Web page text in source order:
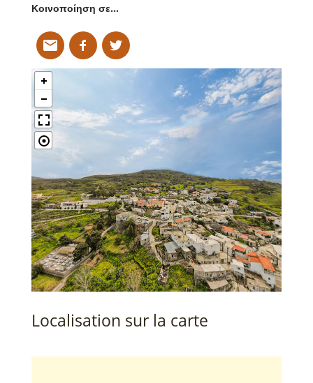
Κοινοποίηση σε…
Localisation sur la carte